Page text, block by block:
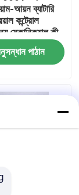
আয়ন ব্যাটারি
কন্ট্রোল
মেকানিক্যাল কী
এবং কী সুইচ
পাঠান